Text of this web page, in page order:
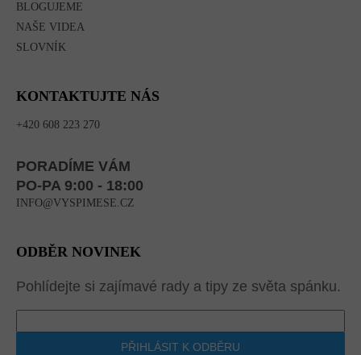
BLOGUJEME
NAŠE VIDEA
SLOVNÍK
KONTAKTUJTE NÁS
+420 608 223 270
PORADÍME VÁM
PO-PA 9:00 - 18:00
INFO@VYSPIMESE.CZ
ODBĚR NOVINEK
Pohlídejte si zajímavé rady a tipy ze světa spánku.
PŘIHLÁSIT K ODBĚRU